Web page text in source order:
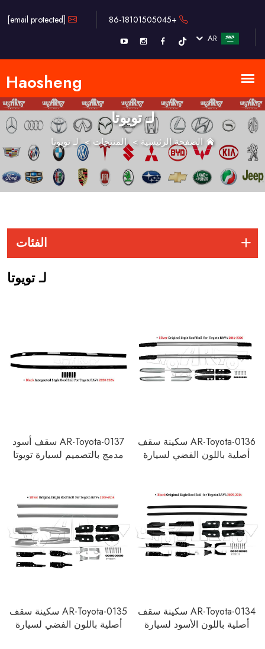
+86-18101505045
[email protected]
AR
لـ تويوتا
الصفحة الرئيسية >المنتجات >لـ تويوتا
الفئات
لـ تويوتا
AR-Toyota-0137 سقف أسود
مدمج بالتصميم لسيارة تويوتا
AR-Toyota-0136 سكينة سقف
أصلية باللون الفضي لسيارة
AR-Toyota-0135 سكينة سقف
أصلية باللون الفضي لسيارة
AR-Toyota-0134 سكينة سقف
أصلية باللون الأسود لسيارة